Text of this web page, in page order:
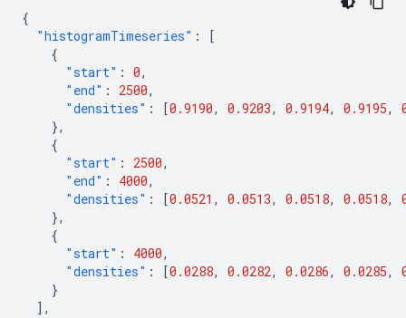
{
"histogramTimeseries" :
[
{
"start" : 0,
"end" : 2500,
"densities" : [0.9190, 0.9203, 0.9194, 0.9195,
},
{
"start" : 2500,
"end" : 4000,
"densities" : [0.0521 , 0.0513, 0.0518, 0.0518,
},
{
"start" : 4000,
"densities" : [0.0288, 0.0282, 0.0286, 0.0285,
}
],